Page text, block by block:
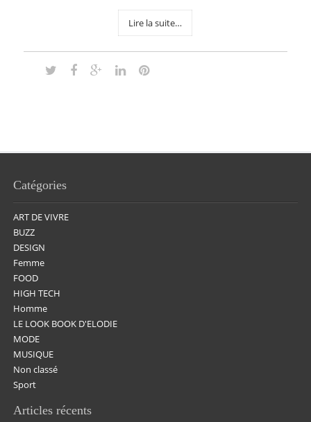
Lire la suite…
Catégories
ART DE VIVRE
BUZZ
DESIGN
Femme
FOOD
HIGH TECH
Homme
LE LOOK BOOK D'ELODIE
MODE
MUSIQUE
Non classé
Sport
Articles récents